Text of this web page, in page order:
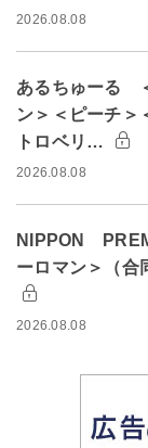
2026.08.08
あるちゅーる
ン＞＜ピーチ＞
トロベリ…
2026.08.08
NIPPON
ーロマン＞（
2026.08.08